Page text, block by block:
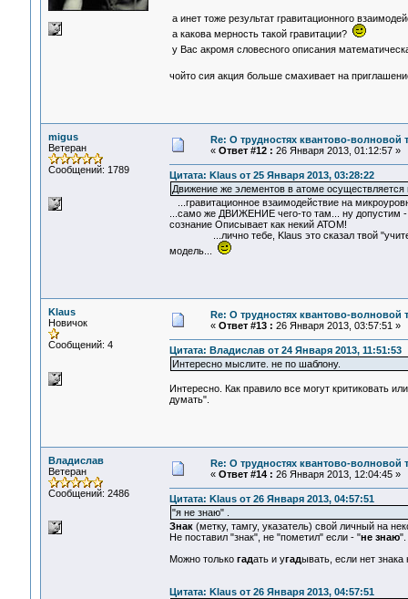
а инет тоже результат гравитационного
а какова мерность такой гравитации?
у Вас акромя словесного описания
чойто сия акция больше смахивает на
migus
Ветеран
Сообщений: 1789
Re: О трудностях квантово-волновой
« Ответ #12 : 26 Января 2013, 01:12:57 »
Цитата: Klaus от 25 Января 2013, 03:28:22
Движение же элементов в атоме
...гравитационное взаимодействие на
...само же ДВИЖЕНИЕ чего-то там... ну допустим
сознание Описывает как некий АТОМ!
...лично тебе, Klaus это сказал твой
модель...
Klaus
Новичок
Сообщений: 4
Re: О трудностях квантово-волновой
« Ответ #13 : 26 Января 2013, 03:57:51 »
Цитата: Владислав от 24 Января 2013, 11:51:53
Интересно мыслите. не по шаблону.
Интересно. Как правило все могут критиковать
думать".
Владислав
Ветеран
Сообщений: 2486
Re: О трудностях квантово-волновой
« Ответ #14 : 26 Января 2013, 12:04:45 »
Цитата: Klaus от 26 Января 2013, 04:57:51
"я не знаю" .
Знак (метку, тамгу, указатель) свой личный на
Не поставил "знак", не "пометил" если - "не знаю".
Можно только гадать и угадывать, если нет
Цитата: Klaus от 26 Января 2013, 04:57:51